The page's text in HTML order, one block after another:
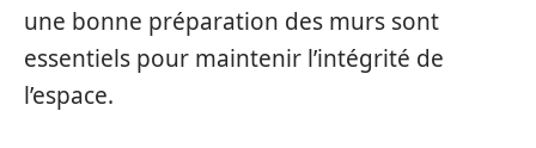
une bonne préparation des murs sont
essentiels pour maintenir l’intégrité de
l’espace.